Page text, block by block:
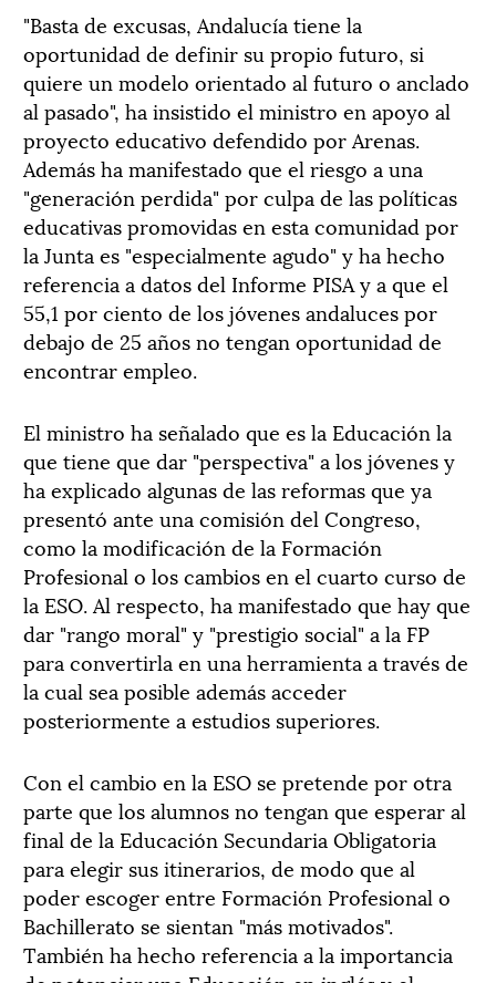
"Basta de excusas, Andalucía tiene la
oportunidad de definir su propio futuro, si
quiere un modelo orientado al futuro o anclado
al pasado", ha insistido el ministro en apoyo al
proyecto educativo defendido por Arenas.
Además ha manifestado que el riesgo a una
"generación perdida" por culpa de las políticas
educativas promovidas en esta comunidad por
la Junta es "especialmente agudo" y ha hecho
referencia a datos del Informe PISA y a que el
55,1 por ciento de los jóvenes andaluces por
debajo de 25 años no tengan oportunidad de
encontrar empleo.
El ministro ha señalado que es la Educación la
que tiene que dar "perspectiva" a los jóvenes y
ha explicado algunas de las reformas que ya
presentó ante una comisión del Congreso,
como la modificación de la Formación
Profesional o los cambios en el cuarto curso de
la ESO. Al respecto, ha manifestado que hay que
dar "rango moral" y "prestigio social" a la FP
para convertirla en una herramienta a través de
la cual sea posible además acceder
posteriormente a estudios superiores.
Con el cambio en la ESO se pretende por otra
parte que los alumnos no tengan que esperar al
final de la Educación Secundaria Obligatoria
para elegir sus itinerarios, de modo que al
poder escoger entre Formación Profesional o
Bachillerato se sientan "más motivados".
También ha hecho referencia a la importancia